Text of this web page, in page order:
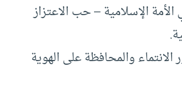
الإسلامية – حب الاعتزاز
والمحافظة على الهوية